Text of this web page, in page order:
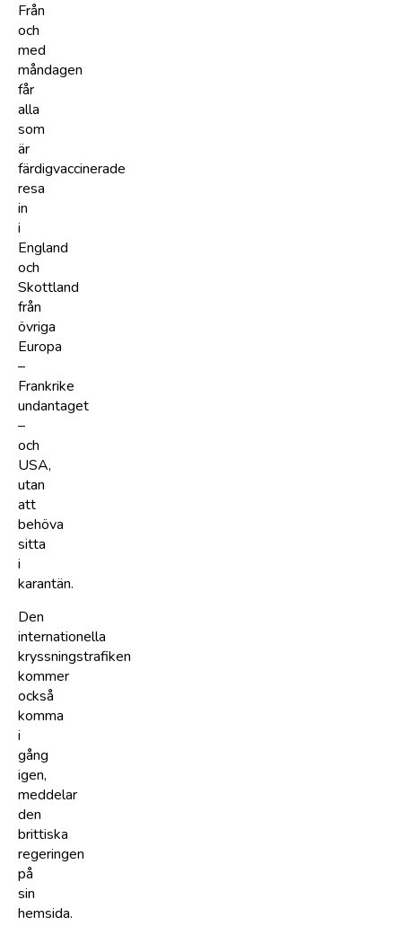
Från
och
med
måndagen
får
alla
som
är
färdigvaccinerade
resa
in
i
England
och
Skottland
från
övriga
Europa
–
Frankrike
undantaget
–
och
USA,
utan
att
behöva
sitta
i
karantän.
Den
internationella
kryssningstrafiken
kommer
också
komma
i
gång
igen,
meddelar
den
brittiska
regeringen
på
sin
hemsida.